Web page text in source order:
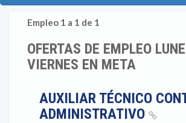
Empleo 1 a 1 de 1
OFERTAS DE EMPLEO
VIERNES EN META
AUXILIAR TÉCNICO
ADMINISTRATIVO